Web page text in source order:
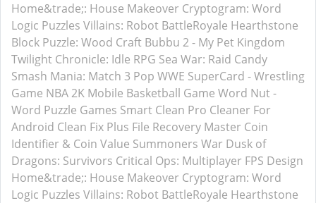
Home&trade;: House Makeover Cryptogram: Word
Logic Puzzles Villains: Robot BattleRoyale Hearthstone
Block Puzzle: Wood Craft Bubbu 2 - My Pet Kingdom
Twilight Chronicle: Idle RPG Sea War: Raid Candy
Smash Mania: Match 3 Pop WWE SuperCard - Wrestling
Game NBA 2K Mobile Basketball Game Word Nut -
Word Puzzle Games Smart Clean Pro Cleaner For
Android Clean Fix Plus File Recovery Master Coin
Identifier & Coin Value Summoners War Dusk of
Dragons: Survivors Critical Ops: Multiplayer FPS Design
Home&trade;: House Makeover Cryptogram: Word
Logic Puzzles Villains: Robot BattleRoyale Hearthstone